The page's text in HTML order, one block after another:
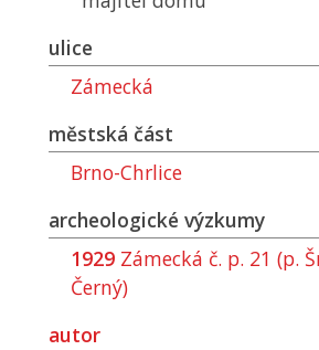
ulice
Zámecká
městská část
Brno-Chrlice
archeologické výzkumy
1929 Zámecká č. p. 21 (p.
Černý)
autor